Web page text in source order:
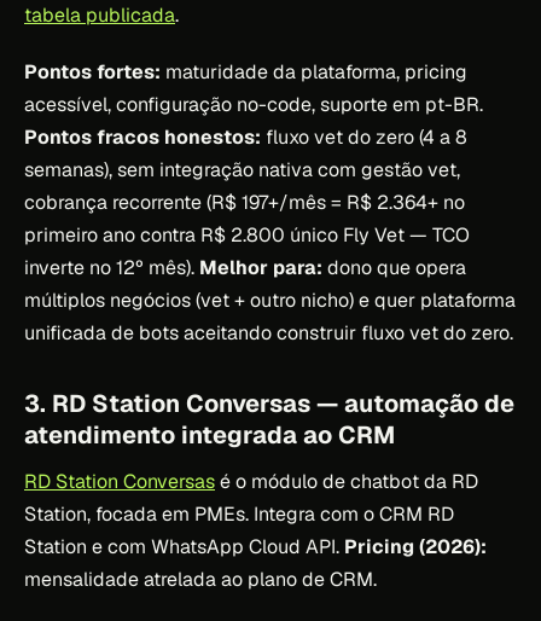
tabela publicada.
Pontos fortes: maturidade da plataforma, pricing
acessível, configuração no-code, suporte em pt-BR.
Pontos fracos honestos: fluxo vet do zero (4 a 8
semanas), sem integração nativa com gestão vet,
cobrança recorrente (R$ 197+/mês = R$ 2.364+ no
primeiro ano contra R$ 2.800 único Fly Vet — TCO
inverte no 12º mês). Melhor para: dono que opera
múltiplos negócios (vet + outro nicho) e quer plataforma
unificada de bots aceitando construir fluxo vet do zero.
3. RD Station Conversas — automação de
atendimento integrada ao CRM
RD Station Conversasé o módulo de chatbot da RD
Station, focada em PMEs. Integra com o CRM RD
Station e com WhatsApp Cloud API. Pricing (2026):
mensalidade atrelada ao plano de CRM.